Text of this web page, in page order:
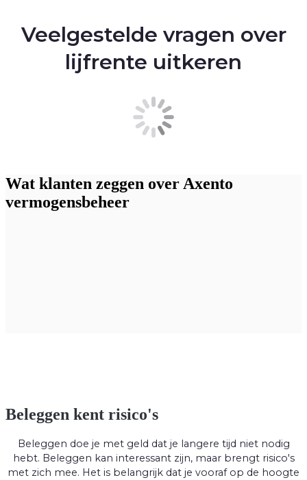
Veelgestelde vragen over
lijfrente uitkeren
Wat klanten zeggen over Axento
vermogensbeheer
Beleggen kent risico's
Beleggen doe je met geld dat je langere tijd niet nodig
hebt. Beleggen kan interessant zijn, maar brengt risico's
met zich mee. Het is belangrijk dat je vooraf op de hoogte